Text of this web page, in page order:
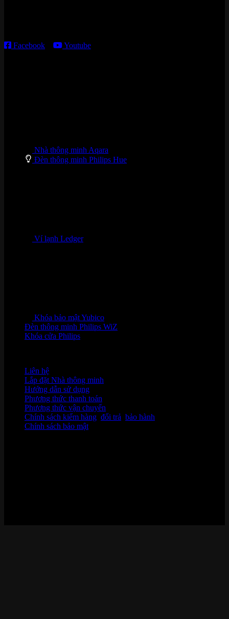
Facebook
Youtube
Nhà thông minh Aqara
Đèn thông minh Philips Hue
Ví lạnh Ledger
Khóa bảo mật Yubico
Đèn thông minh Philips WiZ
Khóa cửa Philips
Liên hệ
Lắp đặt Nhà thông minh
Hướng dẫn sử dụng
Phương thức thanh toán
Phương thức vận chuyển
Chính sách kiểm hàng đổi trả bảo hành
Chính sách bảo mật